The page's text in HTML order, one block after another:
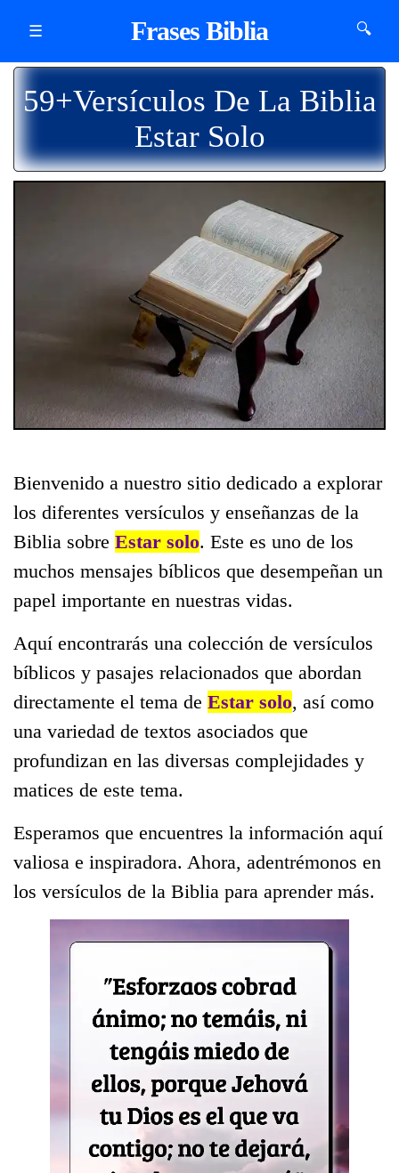
☰ Frases Biblia 🔍
59+Versículos De La Biblia
Estar Solo
Bienvenido a nuestro sitio dedicado a explorar
los diferentes versículos y enseñanzas de la
Biblia sobre Estar solo. Este es uno de los
muchos mensajes bíblicos que desempeñan un
papel importante en nuestras vidas.
Aquí encontrarás una colección de versículos
bíblicos y pasajes relacionados que abordan
directamente el tema de Estar solo, así como
una variedad de textos asociados que
profundizan en las diversas complejidades y
matices de este tema.
Esperamos que encuentres la información aquí
valiosa e inspiradora. Ahora, adentrémonos en
los versículos de la Biblia para aprender más.